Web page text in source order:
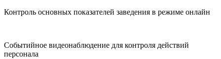
Контроль основных показателей заведения в режиме онлайн
Событийное видеонаблюдение для контроля действий
персонала